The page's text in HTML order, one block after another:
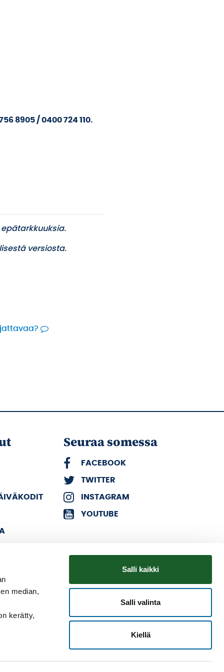
median,
kerätty,
Salli kaikki
Salli valinta
Kiellä
8905 / 0400 724 110.
versiosta.
Seuraa somessa
FACEBOOK
TWITTER
INSTAGRAM
YOUTUBE